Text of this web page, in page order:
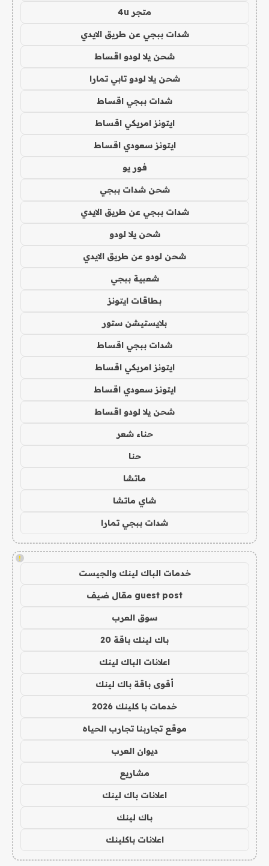
متجر 4u
شدات ببجي عن طريق الايدي
شحن يلا لودو اقساط
شحن يلا لودو تابي تمارا
شدات ببجي اقساط
ايتونز امريكي اقساط
ايتونز سعودي اقساط
فور يو
شحن شدات ببجي
شدات ببجي عن طريق الايدي
شحن يلا لودو
شحن لودو عن طريق الايدي
شعبية ببجي
بطاقات ايتونز
بلايستيشن ستور
شدات ببجي اقساط
ايتونز امريكي اقساط
ايتونز سعودي اقساط
شحن يلا لودو اقساط
حناء شعر
حنا
ماتشا
شاي ماتشا
شدات ببجي تمارا
!
خدمات الباك لينك والجيست
guest post مقال ضيف
سوق العرب
باك لينك باقة 20
اعلانات الباك لينك
أقوى باقة باك لينك
خدمات با كلينك 2026
موقع تجاربنا تجارب الحياه
ديوان العرب
مشاريع
اعلانات باك لينك
باك لينك
اعلانات باكلينك